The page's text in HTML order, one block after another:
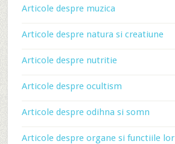
Articole despre muzica
Articole despre natura si creatiune
Articole despre nutritie
Articole despre ocultism
Articole despre odihna si somn
Articole despre organe si functiile lor